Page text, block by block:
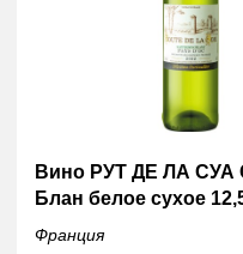
Вино РУТ ДЕ ЛА СУА
Блан белое сухое
Франция